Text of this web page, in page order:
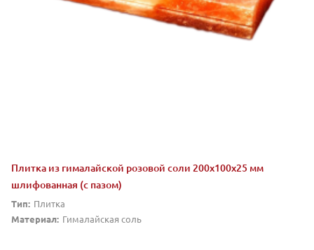
Плитка из гималайской розовой соли 200x100x25 мм
шлифованная (с пазом)
Тип: Плитка
Материал: Гималайская соль